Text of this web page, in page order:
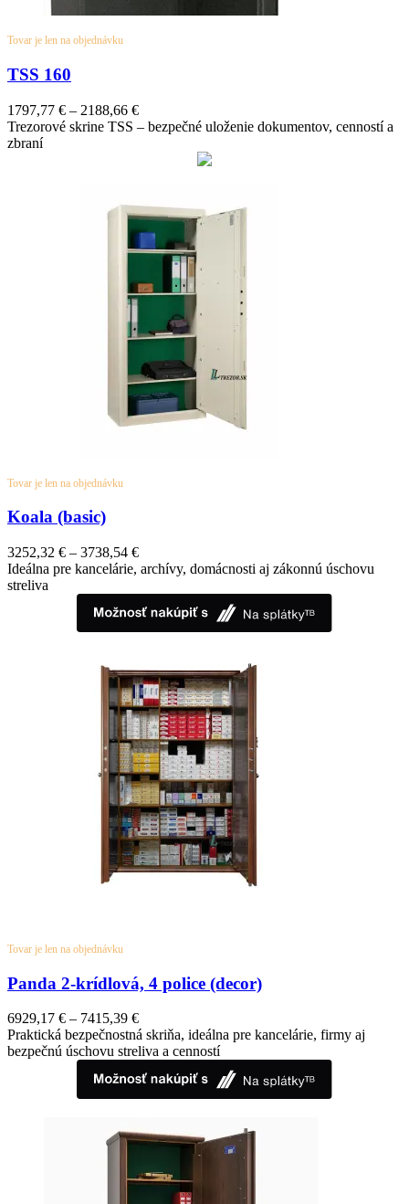
Tovar je len na objednávku
TSS 160
1797,77 € – 2188,66 €
Trezorové skrine TSS – bezpečné uloženie dokumentov, cenností a
zbraní
Tovar je len na objednávku
Koala (basic)
3252,32 € – 3738,54 €
Ideálna pre kancelárie, archívy, domácnosti aj zákonnú úschovu
streliva
Tovar je len na objednávku
Panda 2-krídlová, 4 police (decor)
6929,17 € – 7415,39 €
Praktická bezpečnostná skriňa, ideálna pre kancelárie, firmy aj
bezpečnú úschovu streliva a cenností